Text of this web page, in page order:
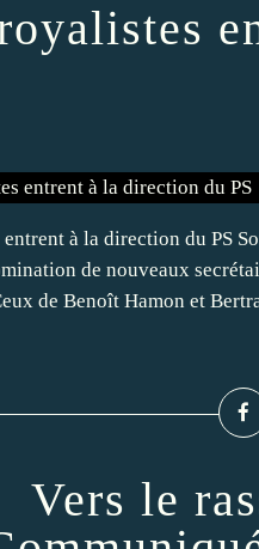
à la direction du PS
de nouveaux
de Benoît Hamon et
Vers le